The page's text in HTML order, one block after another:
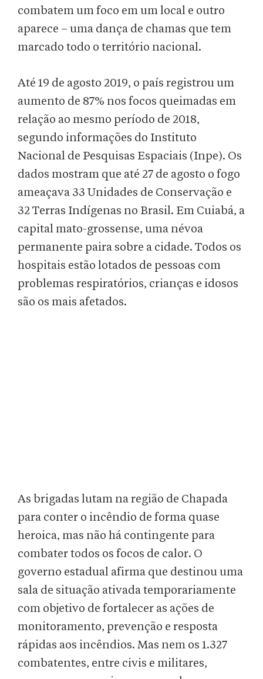
combatem um foco em um local e outro
aparece – uma dança de chamas que tem
marcado todo o território nacional.
Até 19 de agosto 2019, o país registrou um
aumento de 87% nos focos queimadas em
relação ao mesmo período de 2018,
segundo informações do Instituto
Nacional de Pesquisas Espaciais (Inpe). Os
dados mostram que até 27 de agosto o fogo
ameaçava 33 Unidades de Conservação e
32 Terras Indígenas no Brasil. Em Cuiabá, a
capital mato-grossense, uma névoa
permanente paira sobre a cidade. Todos os
hospitais estão lotados de pessoas com
problemas respiratórios, crianças e idosos
são os mais afetados.
As brigadas lutam na região de Chapada
para conter o incêndio de forma quase
heroica, mas não há contingente para
combater todos os focos de calor. O
governo estadual afirma que destinou uma
sala de situação ativada temporariamente
com objetivo de fortalecer as ações de
monitoramento, prevenção e resposta
rápidas aos incêndios. Mas nem os 1.327
combatentes, entre civis e militares,